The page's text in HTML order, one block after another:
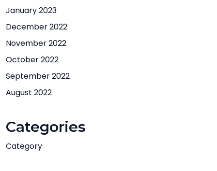
January 2023
December 2022
November 2022
October 2022
September 2022
August 2022
Categories
Category